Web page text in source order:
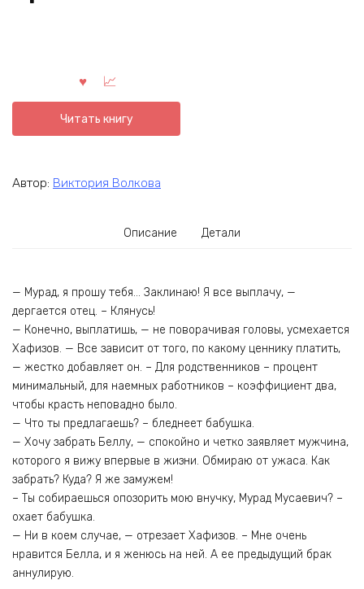
Читать книгу
Автор: Виктория Волкова
Описание Детали
— Мурад, я прошу тебя… Заклинаю! Я все выплачу, —
дергается отец. – Клянусь!
— Конечно, выплатишь, — не поворачивая головы, усмехается
Хафизов. — Все зависит от того, по какому ценнику платить,
— жестко добавляет он. – Для родственников – процент
минимальный, для наемных работников – коэффициент два,
чтобы красть неповадно было.
— Что ты предлагаешь? – бледнеет бабушка.
— Хочу забрать Беллу, — спокойно и четко заявляет мужчина,
которого я вижу впервые в жизни. Обмираю от ужаса. Как
забрать? Куда? Я же замужем!
– Ты собираешься опозорить мою внучку, Мурад Мусаевич? –
охает бабушка.
— Ни в коем случае, — отрезает Хафизов. – Мне очень
нравится Белла, и я женюсь на ней. А ее предыдущий брак
аннулирую.